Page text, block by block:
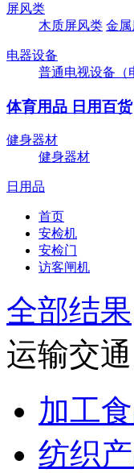
屏风类
木质屏风类 金
电器设备
普通电视设备（
体育用品 日用百货
健身器材
健身器材
日用品
首页
安检机
安检门
访客闸机
全部结果
运输交通
加工
纺织